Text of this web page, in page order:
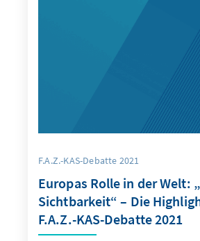
F.A.Z.-KAS-Debatte 2021
Europas Rolle in der Welt:
Sichtbarkeit“ – Die
F.A.Z.-KAS-Debatte 2021